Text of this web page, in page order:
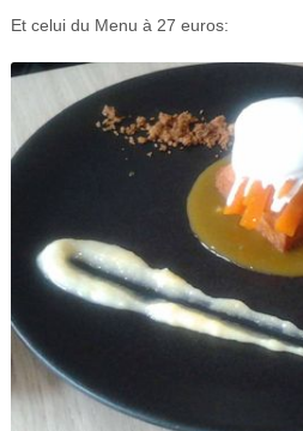
Et celui du Menu à 27 euros: